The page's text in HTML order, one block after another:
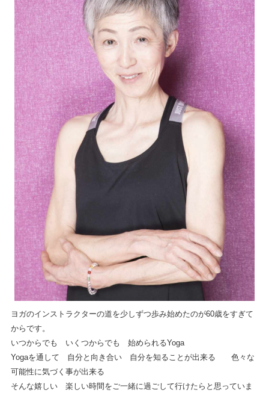
ヨガのインストラクターの道を少しずつ歩み始めたのが60歳をすぎて
からです。
いつからでも いくつからでも 始められるYoga
Yogaを通して 自分と向き合い 自分を知ることが出来る 色々な
可能性に気づく事が出来る
そんな嬉しい 楽しい時間をご一緒に過ごして行けたらと思っていま